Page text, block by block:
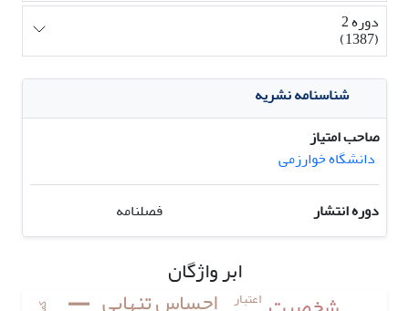
دوره 2
(1387)
شناسنامه نشریه
صاحب امتیاز
دانشگاه خوارزمی
دوره انتشار
فصلنامه
ابر واژگان
اعتبار